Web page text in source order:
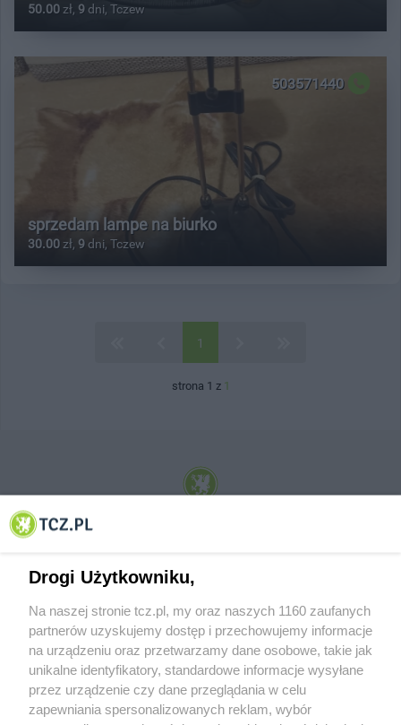
50.00 zł, 9 dni, Tczew
503571440
sprzedam lampe na biurko
30.00 zł, 9 dni, Tczew
1
strona 1 z 1
© 2001-2026 Tczew - TCZ.PL Sp. z o.o. Internetowy Serwis Informacyjny Miasta
O FIRMIE POLITYKA PRYWATNOŚCI HOSTING
Drogi Użytkowniku,
Na naszej stronie tcz.pl, my oraz naszych 1160 zaufanych
partnerów uzyskujemy dostęp i przechowujemy informacje
na urządzeniu oraz przetwarzamy dane osobowe, takie jak
unikalne identyfikatory, standardowe informacje wysyłane
przez urządzenie czy dane przeglądania w celu
zapewniania spersonalizowanych reklam, wybór